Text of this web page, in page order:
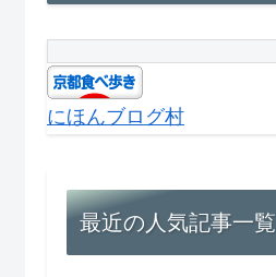
にほんブログ村
最近の人気記事一覧